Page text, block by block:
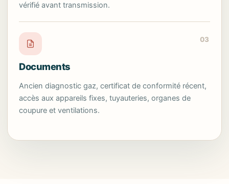
vérifié avant transmission.
03
Documents
Ancien diagnostic gaz, certificat de conformité récent,
accès aux appareils fixes, tuyauteries, organes de
coupure et ventilations.